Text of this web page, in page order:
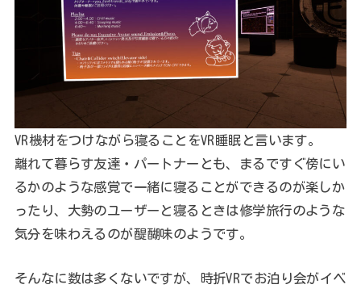
VR機材をつけながら寝ることをVR睡眠と言います。
離れて暮らす友達・パートナーとも、まるですぐ傍にい
るかのような感覚で一緒に寝ることができるのが楽しか
ったり、大勢のユーザーと寝るときは修学旅行のような
気分を味わえるのが醍醐味のようです。
そんなに数は多くないですが、時折VRでお泊り会がイベ